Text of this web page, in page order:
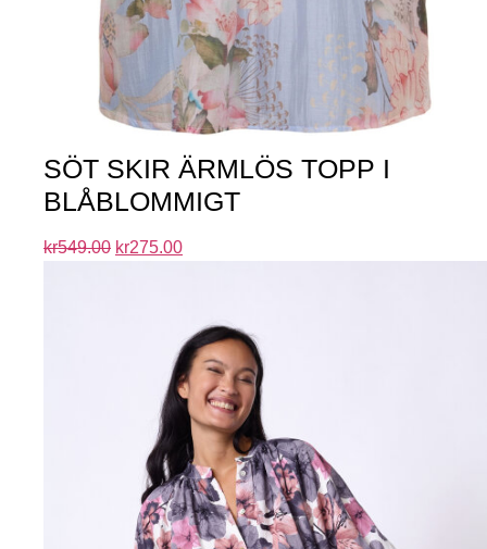
SÖT SKIR ÄRMLÖS TOPP I
BLÅBLOMMIGT
kr549.00 kr275.00